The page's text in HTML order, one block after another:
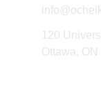
120
Ottawa,